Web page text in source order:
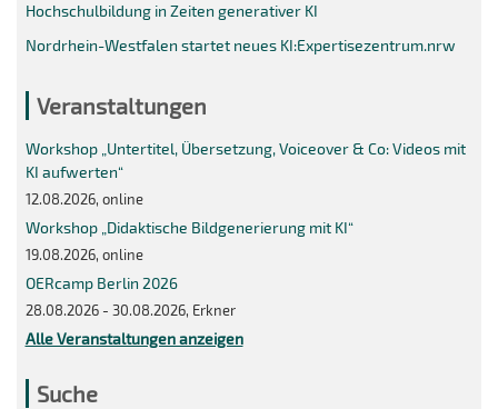
Hochschulbildung in Zeiten generativer KI
Nordrhein-Westfalen startet neues KI:Expertisezentrum.nrw
Veranstaltungen
Workshop „Untertitel, Übersetzung, Voiceover & Co: Videos mit
KI aufwerten“
12.08.2026, online
Workshop „Didaktische Bildgenerierung mit KI“
19.08.2026, online
OERcamp Berlin 2026
28.08.2026 - 30.08.2026, Erkner
Alle Veranstaltungen anzeigen
Suche